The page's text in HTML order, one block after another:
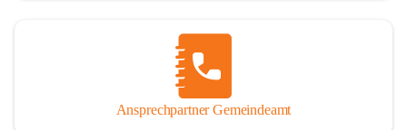
Ansprechpartner Gemeindeamt